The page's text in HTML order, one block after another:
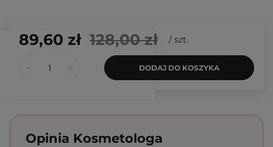
89,60 zł 128,00 zł / szt.
DODAJ DO KOSZYKA
Opinia Kosmetologa